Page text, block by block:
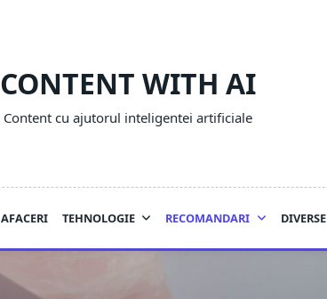
CONTENT WITH AI
Content cu ajutorul inteligentei artificiale
AFACERI TEHNOLOGIE RECOMANDARI DIVERSE